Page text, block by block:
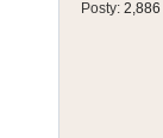
Posty: 2,886